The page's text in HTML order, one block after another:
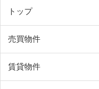
トップ
売買物件
賃貸物件